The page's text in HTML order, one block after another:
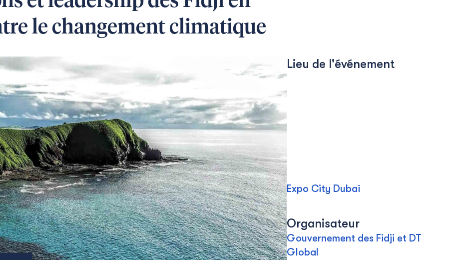
le changement climatique
Lieu de l'événement
Expo City Dubaï
Organisateur
Gouvernement des Fidji et DT
Global